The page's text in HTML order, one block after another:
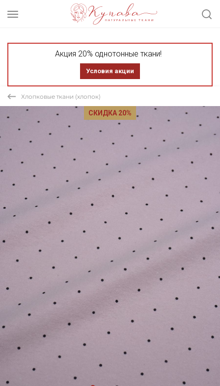
Акция 20% однотонные ткани!
Условия акции
Хлопковые ткани (хлопок)
СКИДКА 20%